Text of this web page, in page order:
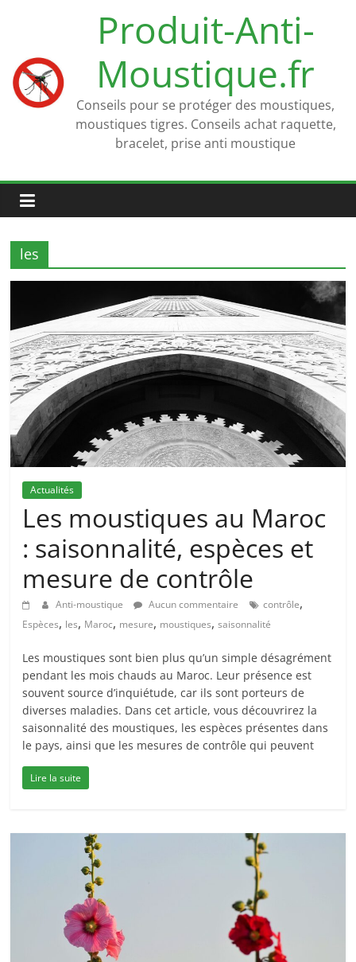
Produit-Anti-
Moustique.fr
Conseils pour se protéger des moustiques,
moustiques tigres. Conseils achat raquette,
bracelet, prise anti moustique
les
Actualités
Les moustiques au Maroc
: saisonnalité, espèces et
mesure de contrôle
Anti-moustique Aucun commentaire contrôle,
Espèces, les, Maroc, mesure, moustiques,saisonnalité
Les moustiques sont bien plus qu’un simple désagrément
pendant les mois chauds au Maroc. Leur présence est
souvent source d’inquiétude, car ils sont porteurs de
diverses maladies. Dans cet article, vous découvrirez la
saisonnalité des moustiques, les espèces présentes dans
le pays, ainsi que les mesures de contrôle qui peuvent
Lire la suite